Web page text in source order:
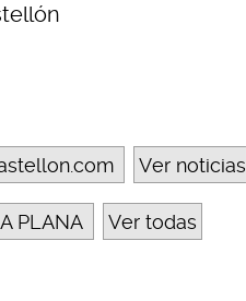
Ver noticias
PLANA Ver todas